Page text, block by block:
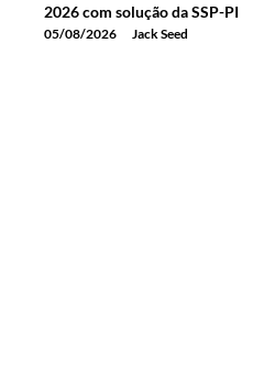
2026 com solução da SSP-PI
05/08/2026 Jack Seed